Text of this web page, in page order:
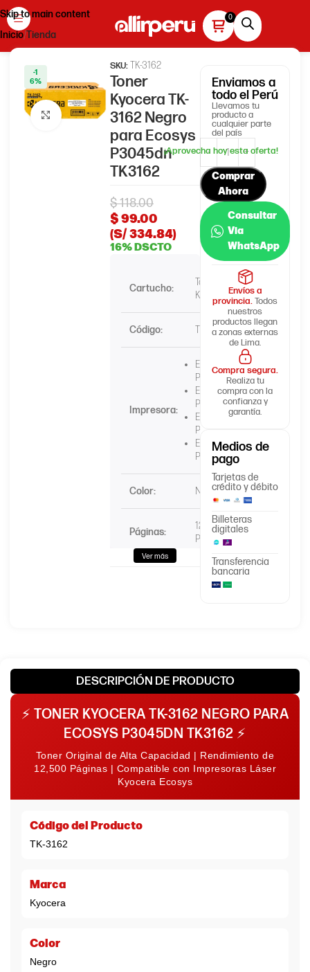
Skip to main content
Inicio Tienda
-1
6%
Haga clic para ampliar
SKU:TK-3162
Toner
Kyocera TK-
3162 Negro
para Ecosys
P3045dn
TK3162
$118.00
$99.00
(S/ 334.84)
16% DSCTO
Cartucho:
Toner
Kyocera
Código: TK-3162
Impresora:
ECOSYS
P3045dn
ECOSYS
P3050dn
ECOSYS
P3055dn
ECOSYS
P3060dn
Color: Negro ●
Páginas:
12.500
Páginas
Laser
Ver más
Enviamos a
todo el Perú
Llevamos tu
producto a
cualquier parte
del país
Comprar
Ahora
Consultar
Via
WhatsApp
Envíos a
provincia.Todos
nuestros
productos llegan
a zonas externas
de Lima.
Compra segura.
Realiza tu
compra con la
confianza y
garantía.
Medios de
pago
Tarjetas de
crédito y débito
Billeteras
digitales
Transferencia
bancaria
DESCRIPCIÓN DE PRODUCTO
⚡ TONER KYOCERA TK-3162 NEGRO PARA
ECOSYS P3045DN TK3162 ⚡
Toner Original de Alta Capacidad | Rendimiento de
12,500 Páginas | Compatible con Impresoras Láser
Kyocera Ecosys
Código del Producto
TK-3162
Marca
Kyocera
Color
Negro